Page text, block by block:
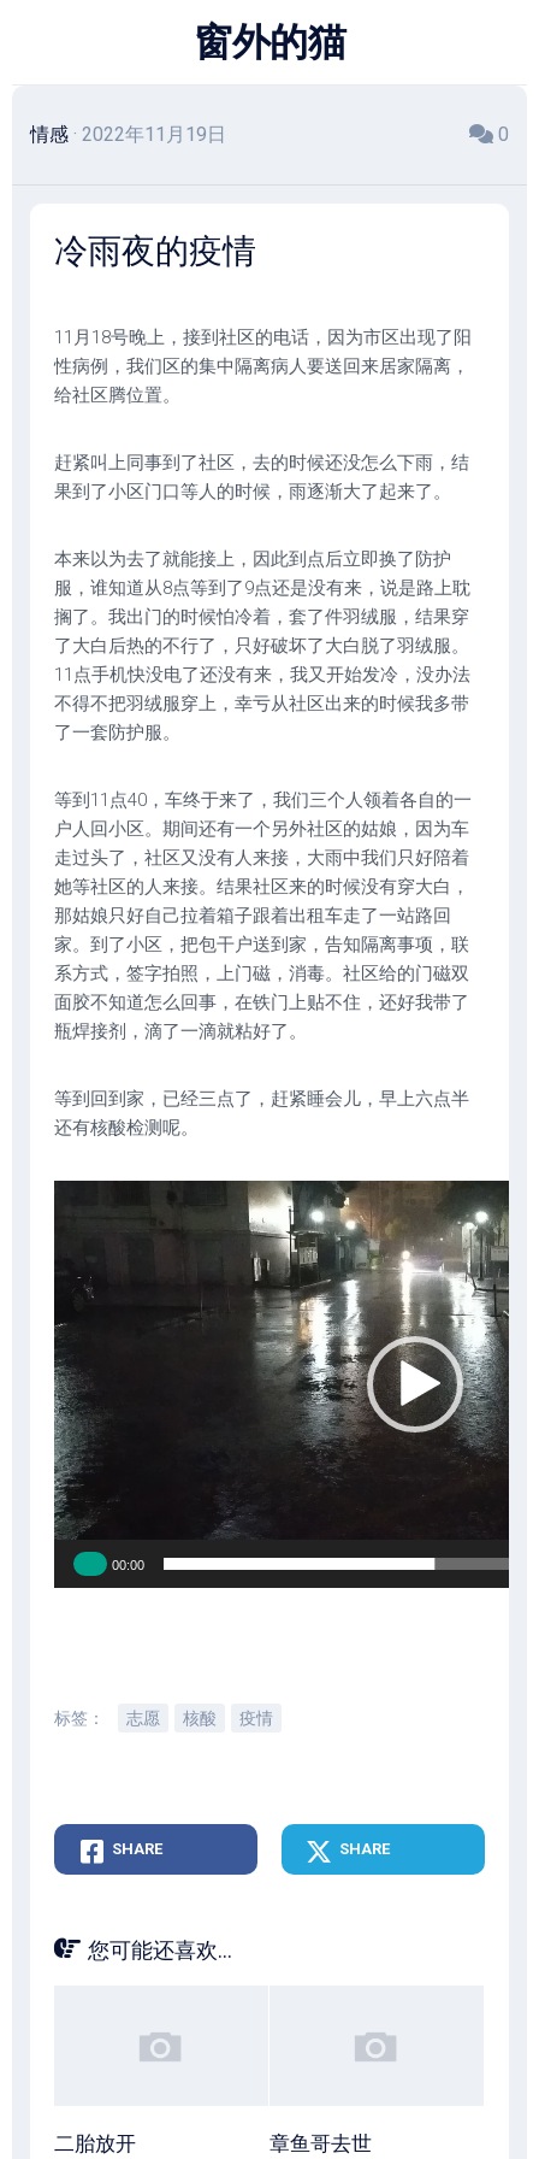
窗外的猫
情感 · 2022年11月19日 0
冷雨夜的疫情
11月18号晚上，接到社区的电话，因为市区出现了阳
性病例，我们区的集中隔离病人要送回来居家隔离，
给社区腾位置。
赶紧叫上同事到了社区，去的时候还没怎么下雨，结
果到了小区门口等人的时候，雨逐渐大了起来了。
本来以为去了就能接上，因此到点后立即换了防护
服，谁知道从8点等到了9点还是没有来，说是路上耽
搁了。我出门的时候怕冷着，套了件羽绒服，结果穿
了大白后热的不行了，只好破坏了大白脱了羽绒服。
11点手机快没电了还没有来，我又开始发冷，没办法
不得不把羽绒服穿上，幸亏从社区出来的时候我多带
了一套防护服。
等到11点40，车终于来了，我们三个人领着各自的一
户人回小区。期间还有一个另外社区的姑娘，因为车
走过头了，社区又没有人来接，大雨中我们只好陪着
她等社区的人来接。结果社区来的时候没有穿大白，
那姑娘只好自己拉着箱子跟着出租车走了一站路回
家。到了小区，把包干户送到家，告知隔离事项，联
系方式，签字拍照，上门磁，消毒。社区给的门磁双
面胶不知道怎么回事，在铁门上贴不住，还好我带了
瓶焊接剂，滴了一滴就粘好了。
等到回到家，已经三点了，赶紧睡会儿，早上六点半
还有核酸检测呢。
00:00
标签： 志愿 核酸 疫情
SHARE SHARE
您可能还喜欢...
二胎放开 章鱼哥去世